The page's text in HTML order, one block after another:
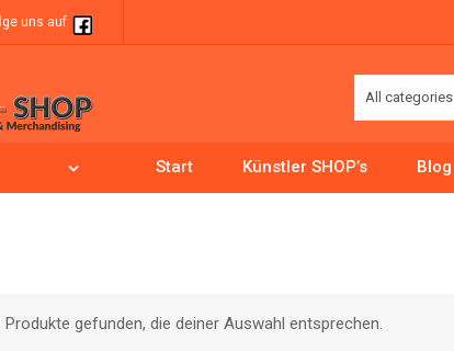
uns auf
All categories
Start Künstler SHOP’s Blog
Produkte gefunden, die deiner Auswahl entsprechen.